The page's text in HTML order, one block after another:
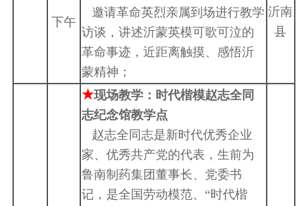
下午
邀请革命英烈亲属到场进行教学
访谈，讲述沂蒙英模可歌可泣的
革命事迹，近距离触摸、感悟沂
蒙精神；
沂南
县
★现场教学： 时代楷模赵志全同
志纪念馆教学点
赵志全同志是新时代优秀企业
家、优秀共产党的代表，生前为
鲁南制药集团董事长、党委书
记，是全国劳动模范、“时代楷